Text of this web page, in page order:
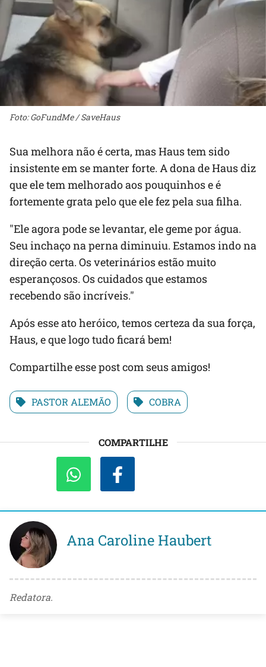
Foto: GoFundMe / SaveHaus
Sua melhora não é certa, mas Haus tem sido
insistente em se manter forte. A dona de Haus diz
que ele tem melhorado aos pouquinhos e é
fortemente grata pelo que ele fez pela sua filha.
"Ele agora pode se levantar, ele geme por água.
Seu inchaço na perna diminuiu. Estamos indo na
direção certa. Os veterinários estão muito
esperançosos. Os cuidados que estamos
recebendo são incríveis."
Após esse ato heróico, temos certeza da sua força,
Haus, e que logo tudo ficará bem!
Compartilhe esse post com seus amigos!
PASTOR ALEMÃO COBRA
COMPARTILHE
Ana Caroline Haubert
Redatora.